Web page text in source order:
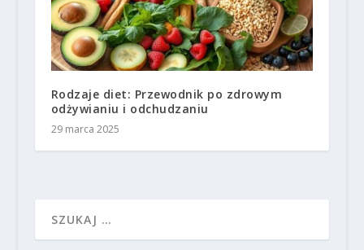
Rodzaje diet: Przewodnik po zdrowym
odżywianiu i odchudzaniu
29 marca 2025